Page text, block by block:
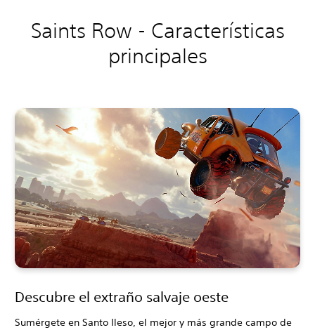
Saints Row - Características
principales
Descubre el extraño salvaje oeste
Sumérgete en Santo Ileso, el mejor y más grande campo de